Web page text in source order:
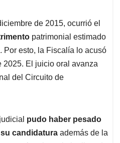
de 2015, ocurrió el
patrimonial estimado
. Por esto, la Fiscalía lo acusó
2025. El juicio oral avanza
del Circuito de
pudo haber pesado
candidatura además de la